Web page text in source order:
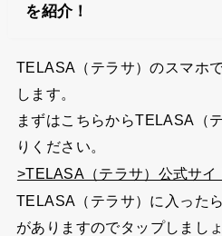
を紹介！
TELASA（テラサ）のスマホ
します。
まずはこちらからTELASA（
りください。
>TELASA（テラサ）公式サイ
TELASA（テラサ）に入った
がありますのでタップしましょ